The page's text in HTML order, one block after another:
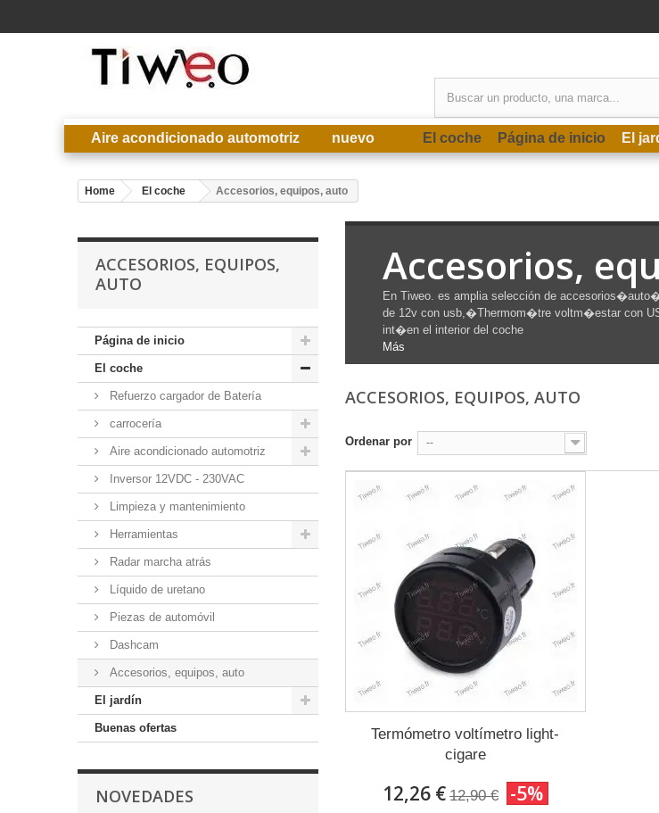
Aire acondicionado automotriz nuevo El coche Página de inicio El
Home El coche Accesorios, equipos, auto
ACCESORIOS, EQUIPOS,
AUTO
Página de inicio
El coche
Refuerzo cargador de Batería
carrocería
Aire acondicionado automotriz
Inversor 12VDC - 230VAC
Limpieza y mantenimiento
Herramientas
Radar marcha atrás
Líquido de uretano
Piezas de automóvil
Dashcam
Accesorios, equipos, auto
El jardín
Buenas ofertas
NOVEDADES
Accesorios,
En Tiweo. es amplia selección de accesorios�auto
de 12v con usb,�Thermom�tre voltm�estar con
int�en el interior del coche
Más
ACCESORIOS, EQUIPOS, AUTO
Ordenar por --
Termómetro voltímetro light-
cigare
12,26 € 12,90 € -5%